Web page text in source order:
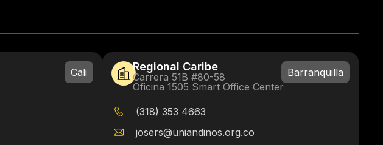
Cali Regional Caribe
Carrera 51B #80-58
Oficina 1505 Smart Office Center
Barranquilla
(318) 353 4663
josers@uniandinos.org.co